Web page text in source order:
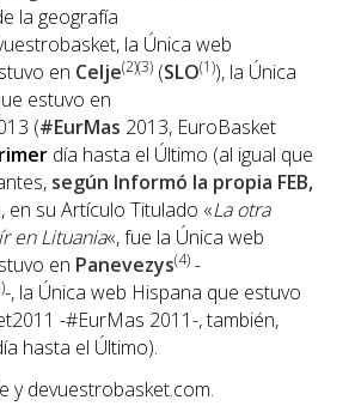
la geografía
la Única web
en Celje(2)(3) (SLO(1)), la Única
estuvo en
(#EurMas 2013, EuroBasket
día hasta el Último (al igual que
según Informó la propia FEB,
, en su Artículo Titulado «La otra
en Lituania«, fue la Única web
en Panevezys(4) -
-, la Única web Hispana que estuvo
-#EurMas 2011-, también,
hasta el Último).
y devuestrobasket.com.